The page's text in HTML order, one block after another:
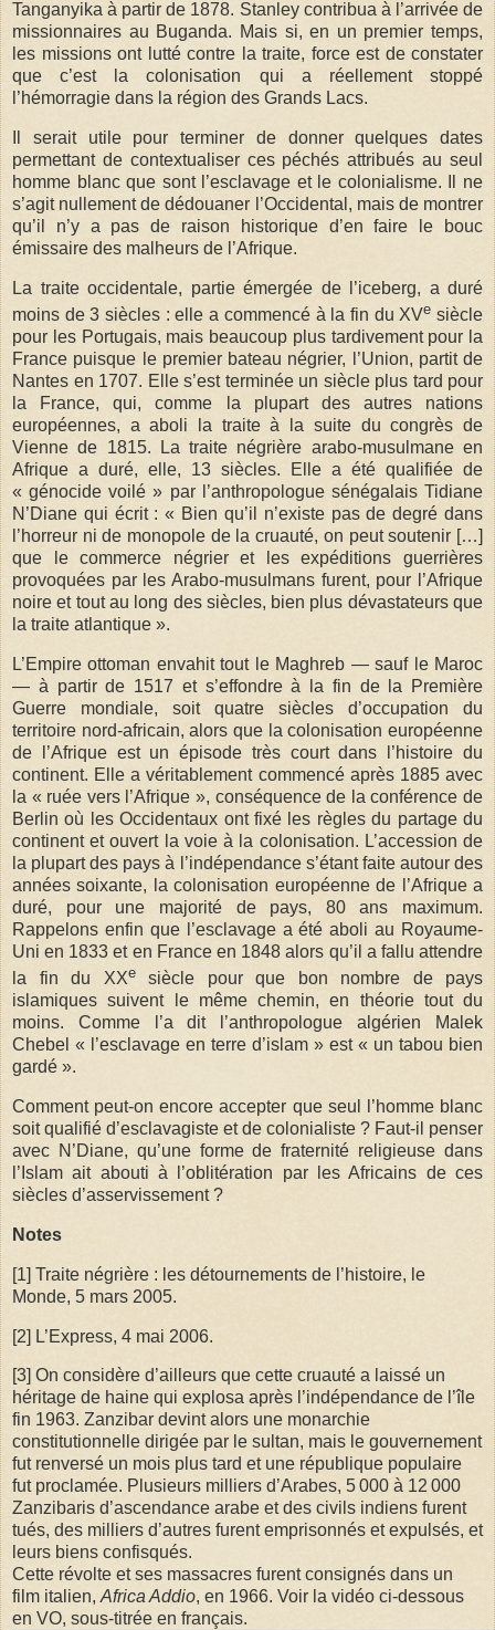
Tanganyika à partir de 1878. Stanley contribua à l’arrivée de
missionnaires au Buganda. Mais si, en un premier temps,
les missions ont lutté contre la traite, force est de constater
que c’est la colonisation qui a réellement stoppé
l’hémorragie dans la région des Grands Lacs.
Il serait utile pour terminer de donner quelques dates
permettant de contextualiser ces péchés attribués au seul
homme blanc que sont l’esclavage et le colonialisme. Il ne
s’agit nullement de dédouaner l’Occidental, mais de montrer
qu’il n’y a pas de raison historique d’en faire le bouc
émissaire des malheurs de l’Afrique.
La traite occidentale, partie émergée de l’iceberg, a duré
moins de 3 siècles : elle a commencé à la fin du XVe siècle
pour les Portugais, mais beaucoup plus tardivement pour la
France puisque le premier bateau négrier, l’Union, partit de
Nantes en 1707. Elle s’est terminée un siècle plus tard pour
la France, qui, comme la plupart des autres nations
européennes, a aboli la traite à la suite du congrès de
Vienne de 1815. La traite négrière arabo-musulmane en
Afrique a duré, elle, 13 siècles. Elle a été qualifiée de
« génocide voilé » par l’anthropologue sénégalais Tidiane
N’Diane qui écrit : « Bien qu’il n’existe pas de degré dans
l’horreur ni de monopole de la cruauté, on peut soutenir […]
que le commerce négrier et les expéditions guerrières
provoquées par les Arabo-musulmans furent, pour l’Afrique
noire et tout au long des siècles, bien plus dévastateurs que
la traite atlantique ».
L’Empire ottoman envahit tout le Maghreb — sauf le Maroc
— à partir de 1517 et s’effondre à la fin de la Première
Guerre mondiale, soit quatre siècles d’occupation du
territoire nord-africain, alors que la colonisation européenne
de l’Afrique est un épisode très court dans l’histoire du
continent. Elle a véritablement commencé après 1885 avec
la « ruée vers l’Afrique », conséquence de la conférence de
Berlin où les Occidentaux ont fixé les règles du partage du
continent et ouvert la voie à la colonisation. L’accession de
la plupart des pays à l’indépendance s’étant faite autour des
années soixante, la colonisation européenne de l’Afrique a
duré, pour une majorité de pays, 80 ans maximum.
Rappelons enfin que l’esclavage a été aboli au Royaume-
Uni en 1833 et en France en 1848 alors qu’il a fallu attendre
la fin du XXesiècle pour que bon nombre de pays
islamiques suivent le même chemin, en théorie tout du
moins. Comme l’a dit l’anthropologue algérien Malek
Chebel « l’esclavage en terre d’islam » est « un tabou bien
gardé ».
Comment peut-on encore accepter que seul l’homme blanc
soit qualifié d’esclavagiste et de colonialiste ? Faut-il penser
avec N’Diane, qu’une forme de fraternité religieuse dans
l’Islam ait abouti à l’oblitération par les Africains de ces
siècles d’asservissement ?
Notes
[1] Traite négrière : les détournements de l’histoire, le
Monde, 5 mars 2005.
[2] L’Express, 4 mai 2006.
[3] On considère d’ailleurs que cette cruauté a laissé un
héritage de haine qui explosa après l’indépendance de l’île
fin 1963. Zanzibar devint alors une monarchie
constitutionnelle dirigée par le sultan, mais le gouvernement
fut renversé un mois plus tard et une république populaire
fut proclamée. Plusieurs milliers d’Arabes, 5 000 à 12 000
Zanzibaris d’ascendance arabe et des civils indiens furent
tués, des milliers d’autres furent emprisonnés et expulsés, et
leurs biens confisqués.
Cette révolte et ses massacres furent consignés dans un
film italien, Africa Addio, en 1966. Voir la vidéo ci-dessous
en VO, sous-titrée en français.